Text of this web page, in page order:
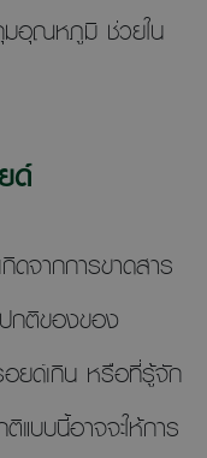
อุณหภูมิ ช่วยใน
ด์
จากการขาดสาร
กติของของ
อยด์เกิน หรือที่รู้จัก
บบนี้อาจจะให้การ